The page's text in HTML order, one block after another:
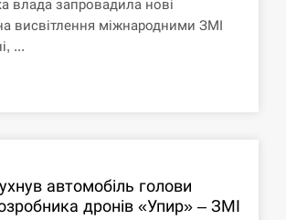
захворіли понад 10 тисяч…
ROZETKA и “Новая
известно об…
влада запровадила нові
висвітлення міжнародними ЗМІ
...
автомобіль голови
дронів «Упир» – ЗМІ